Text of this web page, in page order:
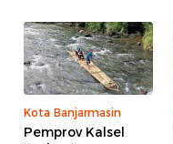
Kota Banjarmasin
Pemprov Kalsel